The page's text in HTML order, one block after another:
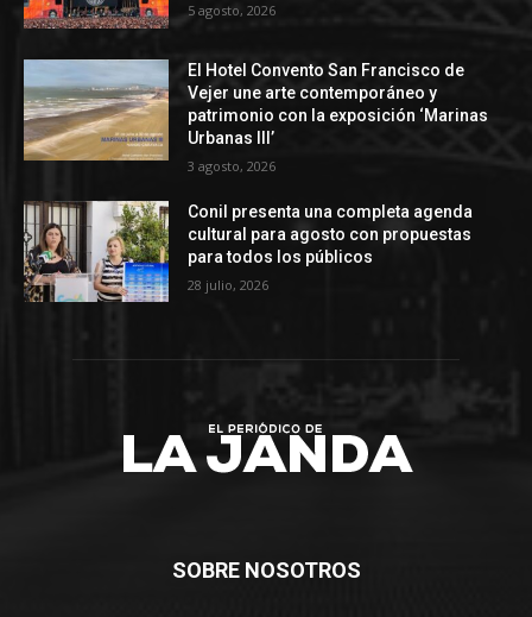
5 agosto, 2026
El Hotel Convento San Francisco de
Vejer une arte contemporáneo y
patrimonio con la exposición ‘Marinas
Urbanas III’
3 agosto, 2026
Conil presenta una completa agenda
cultural para agosto con propuestas
para todos los públicos
28 julio, 2026
SOBRE NOSOTROS